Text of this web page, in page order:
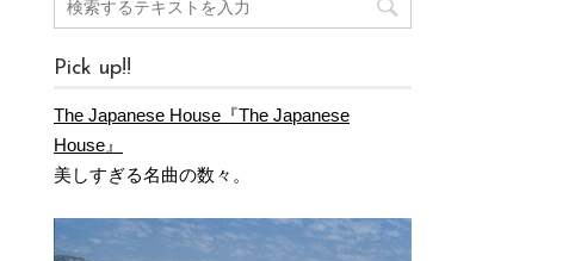
Pick up!!
The Japanese House『The Japanese
House』
美しすぎる名曲の数々。